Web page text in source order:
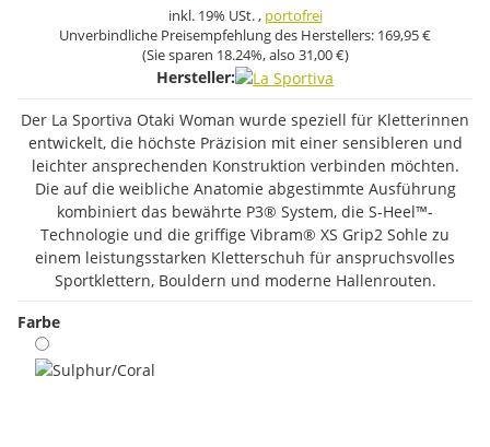
inkl. 19% USt. , portofrei
Unverbindliche Preisempfehlung des Herstellers: 169,95 €
(Sie sparen 18.24%, also 31,00 €)
Hersteller:
Der La Sportiva Otaki Woman wurde speziell für Kletterinnen
entwickelt, die höchste Präzision mit einer sensibleren und
leichter ansprechenden Konstruktion verbinden möchten.
Die auf die weibliche Anatomie abgestimmte Ausführung
kombiniert das bewährte P3® System, die S-Heel™-
Technologie und die griffige Vibram® XS Grip2 Sohle zu
einem leistungsstarken Kletterschuh für anspruchsvolles
Sportklettern, Bouldern und moderne Hallenrouten.
Farbe